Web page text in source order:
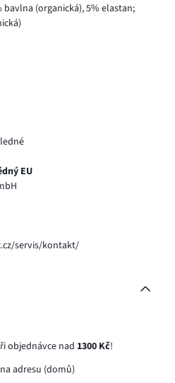
(organická), 5% elastan;
EU
servis/kontakt/
objednávce nad 1300 Kč!
adresu (domů)